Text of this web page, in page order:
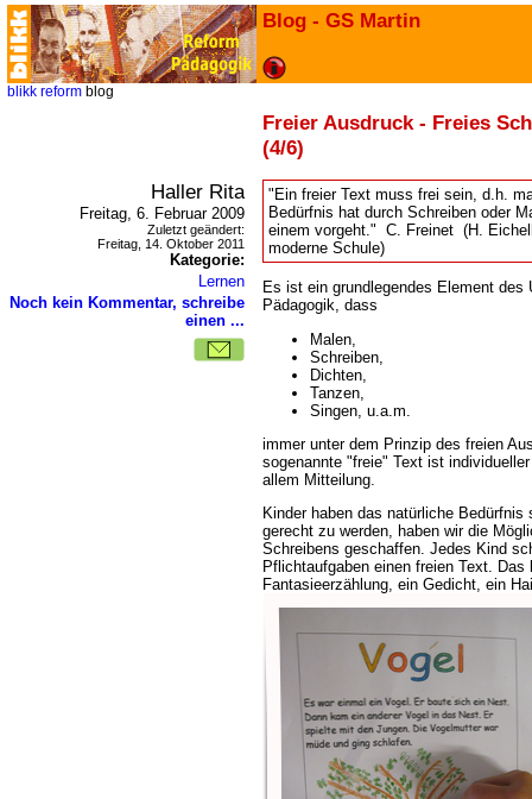
Blog - GS Martin
blikk reform blog
Freier Ausdruck - Freies
(4/6)
Haller Rita
Freitag, 6. Februar 2009
Zuletzt geändert:
Freitag, 14. Oktober 2011
Kategorie:
Lernen
Noch kein Kommentar, schreibe
einen ...
"Ein freier Text muss frei sein, d.h.
Bedürfnis hat durch Schreiben oder
einem vorgeht." C. Freinet (H.
moderne Schule)
Es ist ein grundlegendes Element des
Pädagogik, dass
Malen,
Schreiben,
Dichten,
Tanzen,
Singen, u.a.m.
immer unter dem Prinzip des freien
sogenannte "freie" Text ist
allem Mitteilung.
Kinder haben das natürliche
gerecht zu werden, haben wir die
Schreibens geschaffen. Jedes Kind
Pflichtaufgaben einen freien Text.
Fantasieerzählung, ein Gedicht, ein